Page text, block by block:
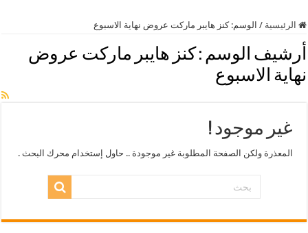
الرئيسية / الوسم:كنز هايبر ماركت عروض نهاية الاسبوع
أرشيف الوسم : كنز هايبر ماركت عروض
نهاية الاسبوع
غير موجود !
المعذرة ولكن الصفحة المطلوبة غير موجودة .. حاول إستخدام محرك البحث .